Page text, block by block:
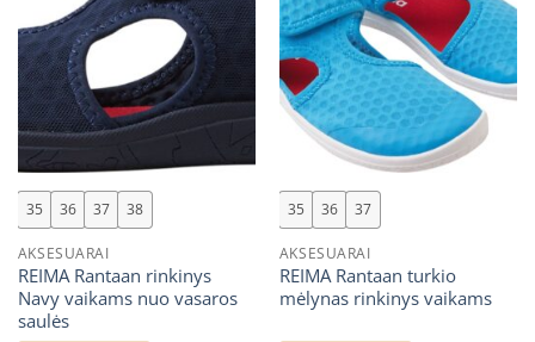
35 36 37 38
AKSESUARAI
REIMA Rantaan rinkinys
Navy vaikams nuo vasaros
saulės
35 36 37
AKSESUARAI
REIMA Rantaan turkio
mėlynas rinkinys vaikams